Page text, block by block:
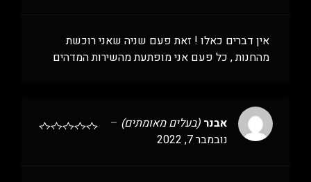
אין דברים כאלו ! זאת פעם שניה שאני רוכשת
מהחנות , כל פעם אני מופתעת מהשירות המדהים
אבנר (בעלים מאומתים) –
נובמבר 7, 2022